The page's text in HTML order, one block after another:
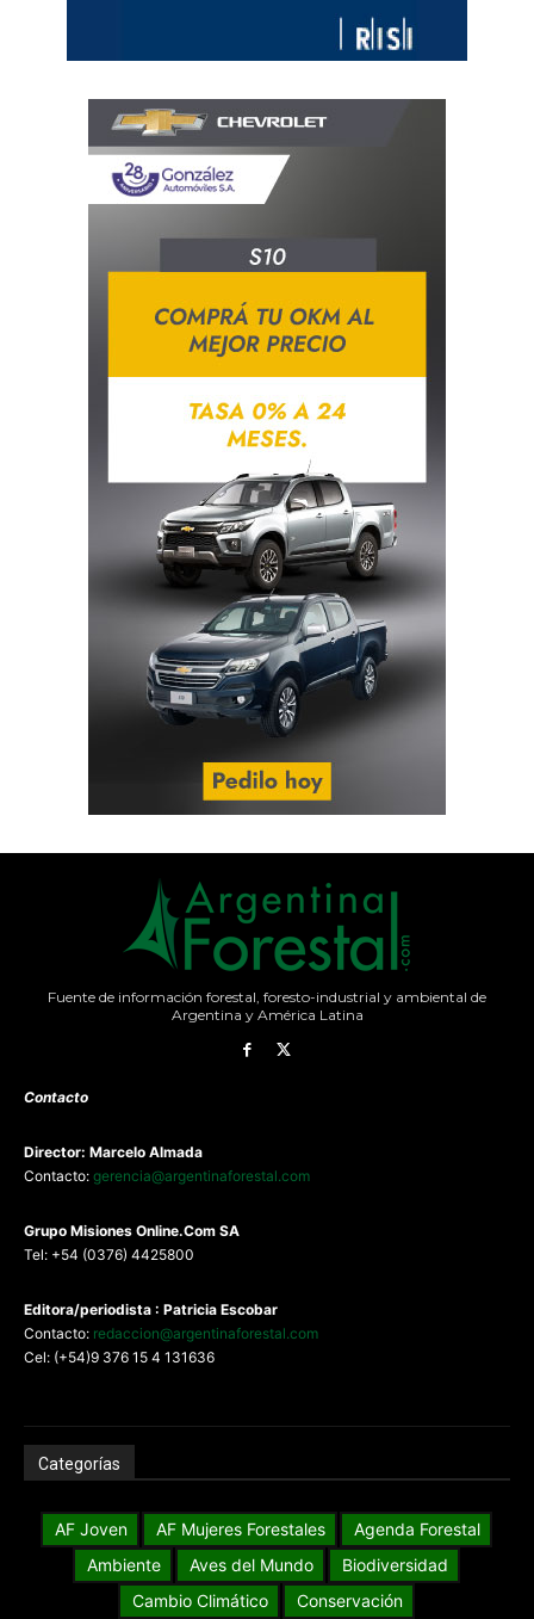
Fuente de información forestal, foresto-industrial y ambiental de
Argentina y América Latina
Contacto
Director: Marcelo Almada
Contacto: gerencia@argentinaforestal.com
Grupo Misiones Online.Com SA
Tel: +54 (0376) 4425800
Editora/periodista : Patricia Escobar
Contacto: redaccion@argentinaforestal.com
Cel: (+54)9 376 15 4 131636
Categorías
AF Joven AF Mujeres Forestales
Agenda Forestal
Ambiente
Aves del Mundo
Biodiversidad
Cambio Climático
Conservación